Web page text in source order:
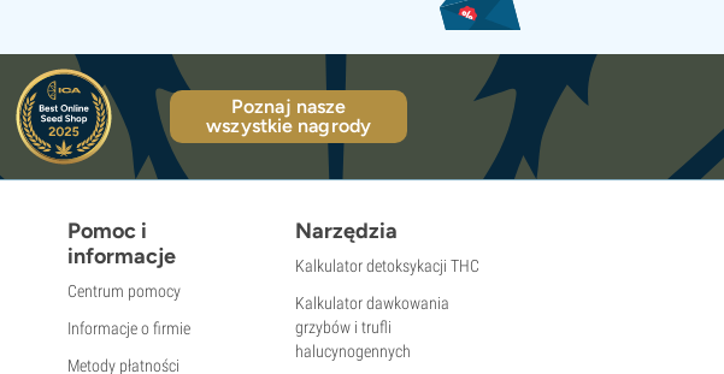
Poznaj nasze
wszystkie nagrody
Pomoc i
informacje
Centrum pomocy
Informacje o firmie
Metody płatności
Narzędzia
Kalkulator detoksykacji THC
Kalkulator dawkowania
grzybów i trufli
halucynogennych